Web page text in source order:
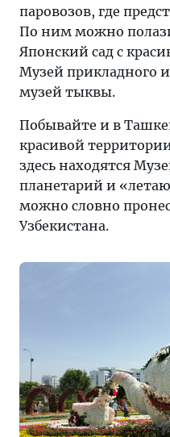
паровозов, где
По ним можно
Японский сад с
Музей прикладного
музей тыквы.
Побывайте и в
красивой
здесь находятся
планетарий и
можно словно
Узбекистана.